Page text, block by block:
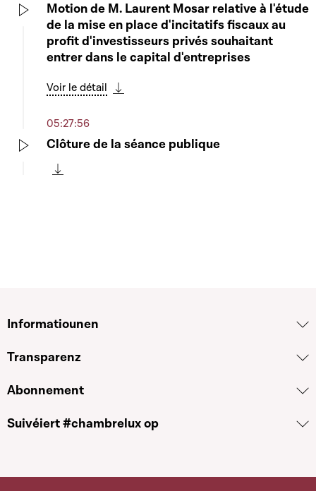
Motion de M. Laurent Mosar relative à l'étude
de la mise en place d'incitatifs fiscaux au
profit d'investisseurs privés souhaitant
entrer dans le capital d'entreprises
Voir le détail
05:27:56
Clôture de la séance publique
Informatiounen
Transparenz
Abonnement
Suivéiert #chambrelux op